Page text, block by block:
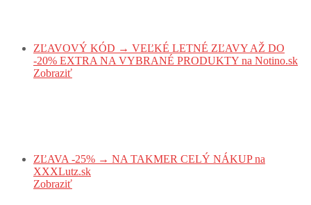
ZĽAVOVÝ KÓD → VEĽKÉ LETNÉ ZĽAVY AŽ DO
-20% EXTRA NA VYBRANÉ PRODUKTY na Notino.sk
Zobraziť
ZĽAVA -25% → NA TAKMER CELÝ NÁKUP na
XXXLutz.sk
Zobraziť